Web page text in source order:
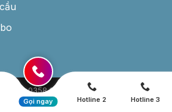
Hotline: 0358 177 444
Phốt Giá Rẻ -
Thiết kế website bởi MDIGI
Gọi ngay Hotline 2 Hotline 3